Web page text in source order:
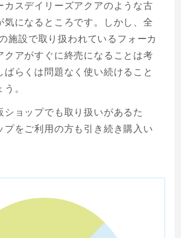
カスデイリーズアクアのような古
気になるところです。しかし、全
施設で取り扱われているフォーカ
クアがすぐに終売になることは考
ばらくは問題なく使い続けること
。
ショップでも取り扱いがあるた
プをご利用の方も引き続き購入い